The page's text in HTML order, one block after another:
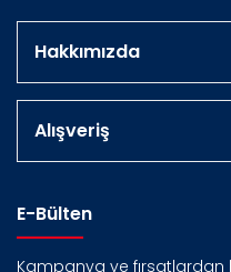
Hakkımızda
Alışveriş
E-Bülten
Kampanya ve